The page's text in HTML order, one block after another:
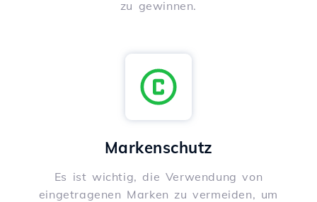
zu gewinnen.
Markenschutz
Es ist wichtig, die Verwendung von
eingetragenen Marken zu vermeiden, um